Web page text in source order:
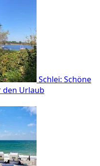
Schlei: Schöne
Urlaub